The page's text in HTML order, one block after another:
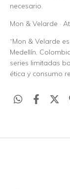
necesario.
Mon & Velarde ·
“Mon & Velarde
Medellín,
series limitadas
ética y consumo